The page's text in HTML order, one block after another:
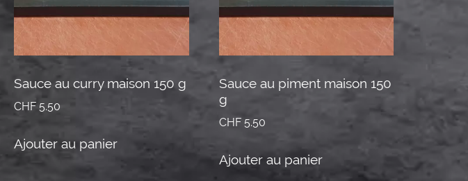
Sauce au curry maison 150 g
CHF 5.50
Ajouter au panier
Sauce au piment maison 150
g
CHF 5.50
Ajouter au panier